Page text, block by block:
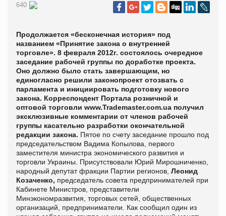
640
Продолжается «бесконечная история» под
названием «Принятие закона о внутренней
торговле». 8 февраля 2012г. состоялось очередное
заседание рабочей группы по доработке проекта.
Оно должно было стать завершающим, но
единогласно решили законопроект отозвать с
парламента и инициировать подготовку нового
закона. Корреспондент Портала розничной и
оптовой торговли www.Trademaster.com.ua получил
эксклюзивные комментарии от членов рабочей
группы касательно разработки окончательной
редакции закона. Пятое по счету заседание прошло под
председательством Вадима Копылова
первого
заместителя министра экономического развития и
торговли Украины.
Присутствовали Юрий Мирошниченко
народный депутат фракции Партии регионов, Леонид
Козаченко, председатель совета предпринимателей при
Кабинете Министров, представители
Минэкономразвития, торговых сетей, общественных
организаций, предприниматели. Как сообщил один из